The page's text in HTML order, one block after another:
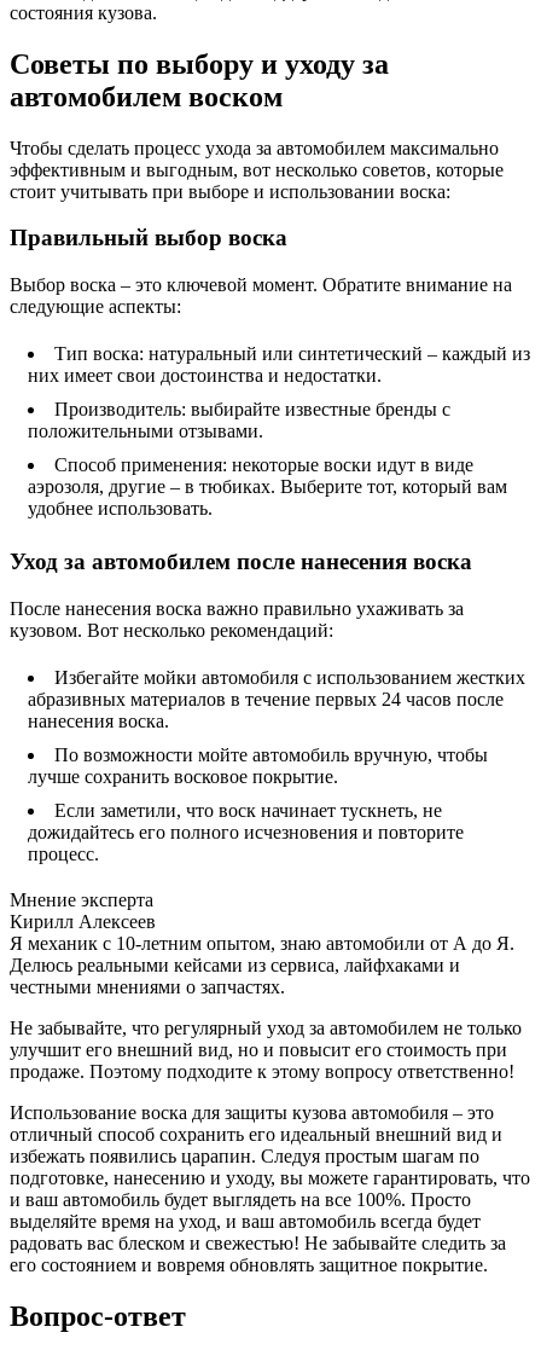
состояния кузова.
Советы по выбору и уходу за
автомобилем воском
Чтобы сделать процесс ухода за автомобилем максимально
эффективным и выгодным, вот несколько советов, которые
стоит учитывать при выборе и использовании воска:
Правильный выбор воска
Выбор воска – это ключевой момент. Обратите внимание на
следующие аспекты:
Тип воска: натуральный или синтетический – каждый из
них имеет свои достоинства и недостатки.
Производитель: выбирайте известные бренды с
положительными отзывами.
Способ применения: некоторые воски идут в виде
аэрозоля, другие – в тюбиках. Выберите тот, который вам
удобнее использовать.
Уход за автомобилем после нанесения воска
После нанесения воска важно правильно ухаживать за
кузовом. Вот несколько рекомендаций:
Избегайте мойки автомобиля с использованием жестких
абразивных материалов в течение первых 24 часов после
нанесения воска.
По возможности мойте автомобиль вручную, чтобы
лучше сохранить восковое покрытие.
Если заметили, что воск начинает тускнеть, не
дожидайтесь его полного исчезновения и повторите
процесс.
Мнение эксперта
Кирилл Алексеев
Я механик с 10-летним опытом, знаю автомобили от А до Я.
Делюсь реальными кейсами из сервиса, лайфхаками и
честными мнениями о запчастях.
Не забывайте, что регулярный уход за автомобилем не только
улучшит его внешний вид, но и повысит его стоимость при
продаже. Поэтому подходите к этому вопросу ответственно!
Использование воска для защиты кузова автомобиля – это
отличный способ сохранить его идеальный внешний вид и
избежать появились царапин. Следуя простым шагам по
подготовке, нанесению и уходу, вы можете гарантировать, что
и ваш автомобиль будет выглядеть на все 100%. Просто
выделяйте время на уход, и ваш автомобиль всегда будет
радовать вас блеском и свежестью! Не забывайте следить за
его состоянием и вовремя обновлять защитное покрытие.
Вопрос-ответ